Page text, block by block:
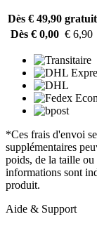
Dès € 49,90
Dès € 0,00 € 6,90
*Ces frais d'envoi
supplémentaires
poids, de la taille ou
informations sont
produit.
Aide & Support